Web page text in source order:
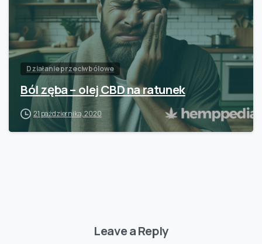
Działanie przeciwbólowe
Ból zęba – olej CBD na ratunek
21 października, 2020
Leave a Reply